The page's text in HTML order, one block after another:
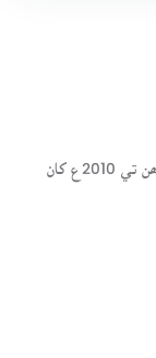
سنڌسلامت ڪتاب گهر ھڪ آن لائين لائبريري آھي، جنھن تي 2010ع کان